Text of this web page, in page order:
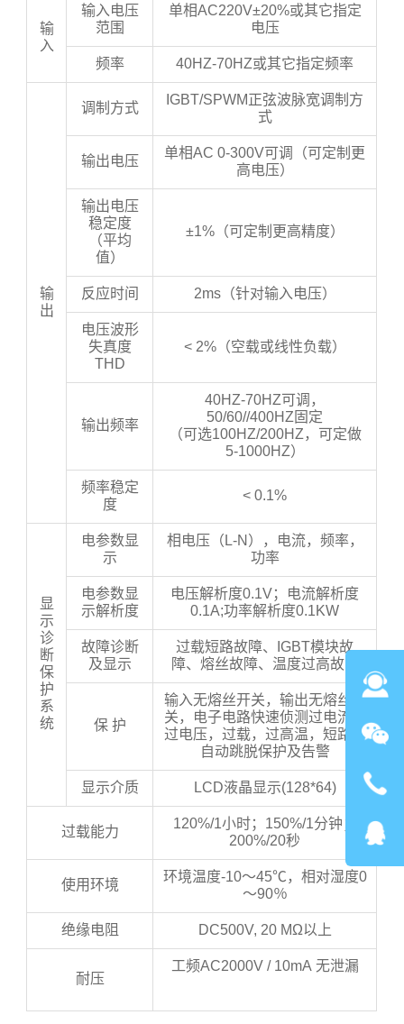
输
入
输入电压
范围
单相AC220V±20%或其它指定
电压
频率 40HZ-70HZ或其它指定频率
输
出
调制方式
IGBT/SPWM正弦波脉宽调制方
式
输出电压
单相AC 0-300V可调（可定制更
高电压）
输出电压
稳定度
（平均
值）
±1%（可定制更高精度）
反应时间 2ms（针对输入电压）
电压波形
失真度
THD
< 2%（空载或线性负载）
输出频率
40HZ-70HZ可调，
50/60//400HZ固定
（可选100HZ/200HZ，可定做
5-1000HZ）
频率稳定
度
< 0.1%
显
示
诊
断
保
护
系
统
电参数显
示
相电压（L-N），电流，频率，
功率
电参数显
示解析度
电压解析度0.1V；电流解析度
0.1A;功率解析度0.1KW
故障诊断
及显示
过载短路故障、IGBT模块故
障、熔丝故障、温度过高故障
保 护
输入无熔丝开关，输出无熔丝开
关，电子电路快速侦测过电流，
过电压，过载，过高温，短路并
自动跳脱保护及告警
显示介质 LCD液晶显示(128*64)
过载能力
120%/1小时；150%/1分钟；
200%/20秒
使用环境
环境温度-10～45℃，相对湿度0
～90％
绝缘电阻 DC500V, 20 MΩ以上
耐压
工频AC2000V / 10mA 无泄漏